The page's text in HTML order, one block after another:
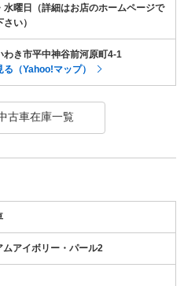
水曜日（詳細はお店のホームページで
い）
わき市平中神谷前河原町4-1
る（Yahoo!マップ）
古車在庫一覧
ムアイボリー・パール2